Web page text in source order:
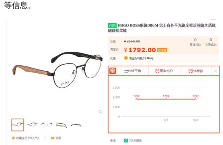
等信息。